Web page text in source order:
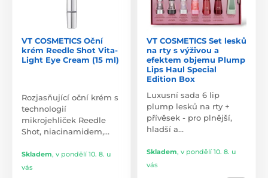
VT COSMETICS Oční
krém Reedle Shot Vita-
Light Eye Cream (15 ml)
Rozjasňující oční krém s
technologií
mikrojehliček Reedle
Shot, niacinamidem,…
Skladem, v pondělí 10. 8. u
vás
VT COSMETICS Set lesků
na rty s výživou a
efektem objemu Plump
Lips Haul Special
Edition Box
Luxusní sada 6 lip
plump lesků na rty +
přívěsek - pro plnější,
hladší a…
Skladem, v pondělí 10. 8. u
vás